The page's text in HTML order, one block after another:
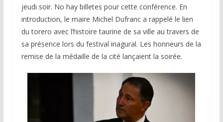
jeudi soir. No hay billetes pour cette conférence. En
introduction, le maire Michel Dufranc a rappelé le lien
du torero avec l’histoire taurine de sa ville au travers de
sa présence lors du festival inagural. Les honneurs de la
remise de la médaille de la cité lançaient la soirée.